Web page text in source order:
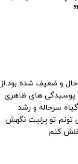
”
و ضعیف شده بود.از
پوسیدگی های ظاهری
سرحاله و رشد
تونم تو پرلیت نگهش
کنم